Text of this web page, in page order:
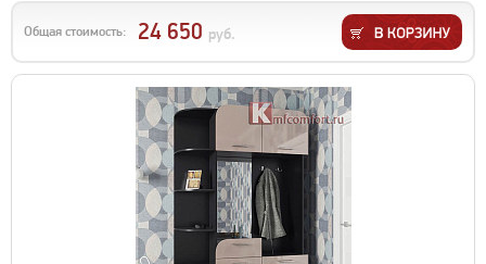
Общая стоимость: 24 650 руб.